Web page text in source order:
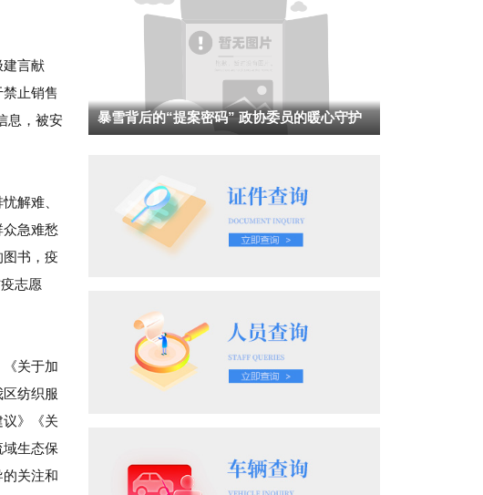
暴雪背后的“提案密码” 政协委员的暖心守护
建言献
止销售
息，被安
解难、
急难愁
书，疫
志愿
关于加
纺织服
》《关
生态保
关注和